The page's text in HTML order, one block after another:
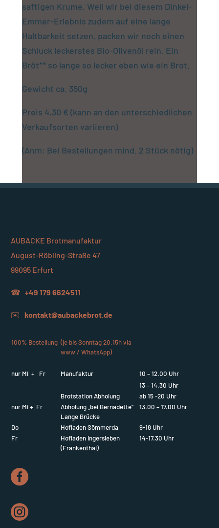
saftigen Krume. Weil wir bei diesem Dinkel-
Emmer-Erlebnis zudem auf eine lange
Haltbarkeit setzen, packen wir noch einen
Schluck leckerstes Bio-Olivenöl rein. Ein
Bröt** so lange so lecker eben wie ein Brot.
Gewicht ca. 350g
Preis 4,30 € (kann an den unterschiedlichen
Verkaufsorten variieren)
(Anm: Bei Bestellungen mind. 2 Stück nötig)
AUBACKE Brotmanufaktur
August-Röbling-Straße 47
99095 Erfurt
☎+49 179 6624511
✉️kontakt@aubackebrot.de
100% Bestellung (je bis Sonntag 20.15h via
www / WhatsApp)
nur Mi + Fr Manufaktur
10 – 12.00 Uhr
13 – 14.30 Uhr
Brotstation Abholung
ab 15 -20 Uhr
nur Mi + Fr
Abholung „bei Bernadette“
Lange Brücke
13.00 – 17.00 Uhr
Do Hofladen Sömmerda
9-18 Uhr
Fr
Hofladen Ingersleben
(Frankenthal)
14-17.30 Uhr

